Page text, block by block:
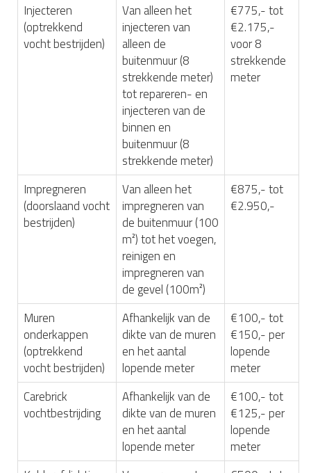
Injecteren
(optrekkend
vocht bestrijden)
Van alleen het
injecteren van
alleen de
buitenmuur (8
strekkende meter)
tot repareren- en
injecteren van de
binnen en
buitenmuur (8
strekkende meter)
€775,- tot
€2.175,-
voor 8
strekkende
meter
Impregneren
(doorslaand vocht
bestrijden)
Van alleen het
impregneren van
de buitenmuur (100
m²) tot het voegen,
reinigen en
impregneren van
de gevel (100m²)
€875,- tot
€2.950,-
Muren
onderkappen
(optrekkend
vocht bestrijden)
Afhankelijk van de
dikte van de muren
en het aantal
lopende meter
€100,- tot
€150,- per
lopende
meter
Carebrick
vochtbestrijding
Afhankelijk van de
dikte van de muren
en het aantal
lopende meter
€100,- tot
€125,- per
lopende
meter